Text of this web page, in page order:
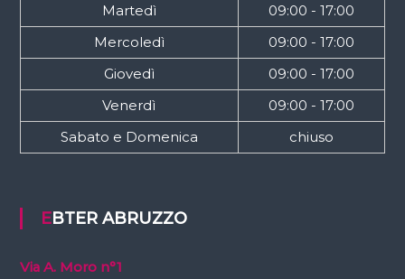
Martedì
09:00 - 17:00
Mercoledì
09:00 - 17:00
Giovedì
09:00 - 17:00
Venerdì
09:00 - 17:00
Sabato e Domenica
chiuso
EBTER ABRUZZO
Via A. Moro n°1